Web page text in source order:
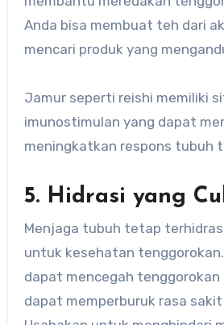
Anda bisa membuat teh dari
mencari produk yang
Jamur seperti reishi memiliki
imunostimulan yang dapat
meningkatkan respons tubuh
5. Hidrasi yang
Menjaga tubuh tetap
untuk kesehatan
dapat mencegah tenggorokan
dapat memperburuk rasa